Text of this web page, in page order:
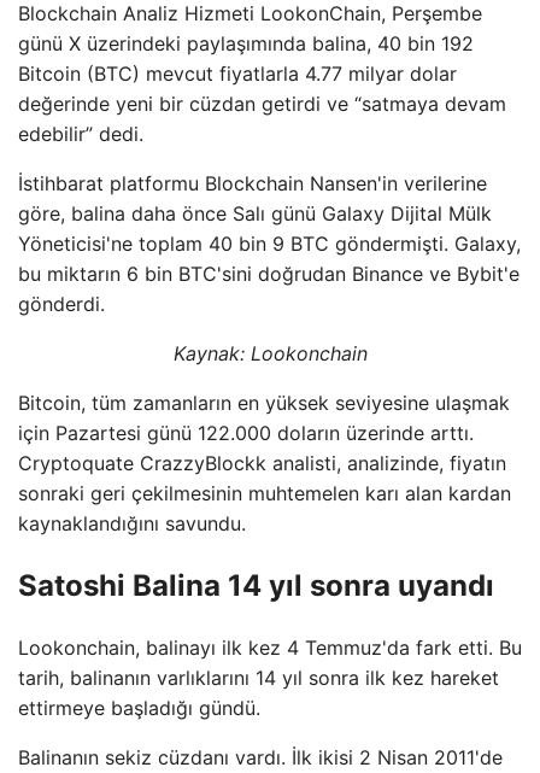
Blockchain Analiz Hizmeti LookonChain, Perşembe
günü X üzerindeki paylaşımında balina, 40 bin 192
Bitcoin (BTC) mevcut fiyatlarla 4.77 milyar dolar
değerinde yeni bir cüzdan getirdi ve “satmaya devam
edebilir” dedi.
İstihbarat platformu Blockchain Nansen'in verilerine
göre, balina daha önce Salı günü Galaxy Dijital Mülk
Yöneticisi'ne toplam 40 bin 9 BTC göndermişti. Galaxy,
bu miktarın 6 bin BTC'sini doğrudan Binance ve Bybit'e
gönderdi.
Kaynak: Lookonchain
Bitcoin, tüm zamanların en yüksek seviyesine ulaşmak
için Pazartesi günü 122.000 doların üzerinde arttı.
Cryptoquate CrazzyBlockk analisti, analizinde, fiyatın
sonraki geri çekilmesinin muhtemelen karı alan kardan
kaynaklandığını savundu.
Satoshi Balina 14 yıl sonra uyandı
Lookonchain, balinayı ilk kez 4 Temmuz'da fark etti. Bu
tarih, balinanın varlıklarını 14 yıl sonra ilk kez hareket
ettirmeye başladığı gündü.
Balinanın sekiz cüzdanı vardı. İlk ikisi 2 Nisan 2011'de